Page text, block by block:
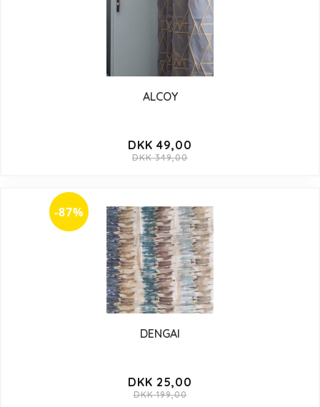
ALCOY
DKK 49,00
DKK 349,00
-87%
DENGAI
DKK 25,00
DKK 199,00